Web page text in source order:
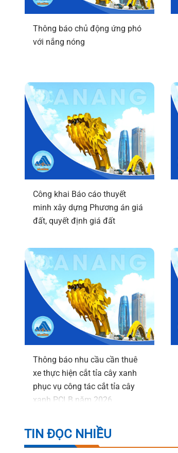
Thông báo chủ động ứng phó
với nắng nóng
Công khai Báo cáo thuyết
minh xây dựng Phương án giá
đất, quyết định giá đất
Thông báo nhu cầu cần thuê
xe thực hiện cắt tỉa cây xanh
phục vụ công tác cắt tỉa cây
xanh PCLB năm 2026
TIN ĐỌC NHIỀU